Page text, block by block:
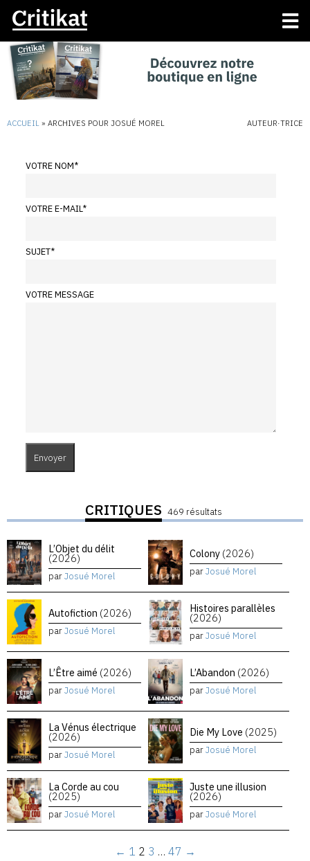
ACCUEIL » ARCHIVES POUR JOSUÉ MOREL AUTEUR·TRICE
VOTRE NOM*
VOTRE E-MAIL*
SUJET*
VOTRE MESSAGE
CRITIQUES 469 résultats
L’Objet du délit
(2026)
parJosué Morel
Colony (2026)
parJosué Morel
Autofiction (2026)
parJosué Morel
Histoires parallèles
(2026)
parJosué Morel
L’Être aimé (2026)
parJosué Morel
L’Abandon (2026)
parJosué Morel
La Vénus électrique
(2026)
parJosué Morel
Die My Love (2025)
parJosué Morel
La Corde au cou
(2025)
parJosué Morel
Juste une illusion
(2026)
parJosué Morel
← 1 2 3 … 47 →